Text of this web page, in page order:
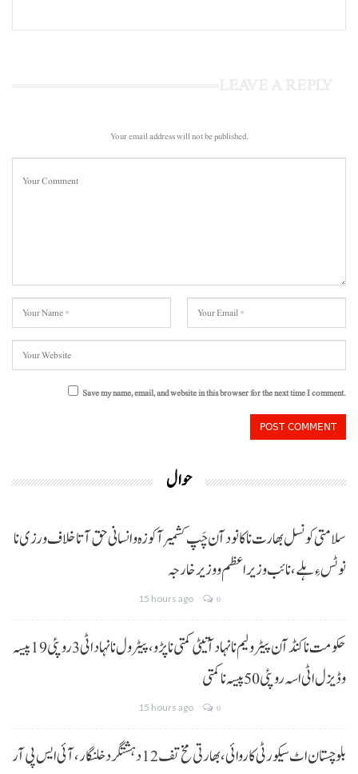
Your email address will not be published.
Save my name, email, and website in this browser for the next time I comment.
حوال
سلامتی کونسل بھارت نا کانود آن چَپ کشمیر آ کوزہ و انسانی حق آتا خلاف ورزی نا
نوٹس ءِ ہلے،نائب وزیراعظم و وزیر خارجہ
15 hours ago 0
حکومت نا کنڈ آن پیٹرولیم نا نہاد آتیٹی کمتی نا پڑو،پیٹرول نا نہاد اٹی 3 روپئی 19 پیسہ
و ڈیزل اٹی اسہ روپئی 50 پیسہ نا کمتی
15 hours ago 0
بلوچستان اٹ سیکورٹی کاروائی، بھارتی مخ تف 12 دہشتگرد خلنگار،آئی ایس پی آر